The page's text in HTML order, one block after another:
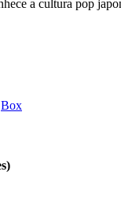
a cultura pop
Box